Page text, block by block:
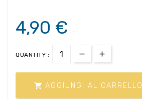
4,90 € .
QUANTITY :
 AGGIUNGI AL CARRELLO